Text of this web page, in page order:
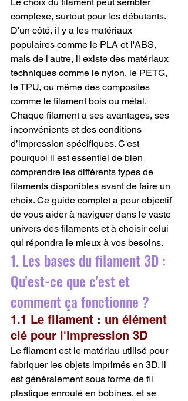
complexe, surtout pour les débutants.
D'un côté, il y a les matériaux
populaires comme le PLA et l'ABS,
mais de l'autre, il existe des matériaux
techniques comme le nylon, le PETG,
le TPU, ou même des composites
comme le filament bois ou métal.
Chaque filament a ses avantages, ses
inconvénients et des conditions
d’impression spécifiques. C'est
pourquoi il est essentiel de bien
comprendre les différents types de
filaments disponibles avant de faire un
choix. Ce guide complet a pour objectif
de vous aider à naviguer dans le vaste
univers des filaments et à choisir celui
qui répondra le mieux à vos besoins.
1. Les bases du filament 3D :
Qu'est-ce que c'est et
comment ça fonctionne ?
1.1 Le filament : un élément
clé pour l'impression 3D
Le filament est le matériau utilisé pour
fabriquer les objets imprimés en 3D. Il
est généralement sous forme de fil
plastique enroulé en bobines, et se